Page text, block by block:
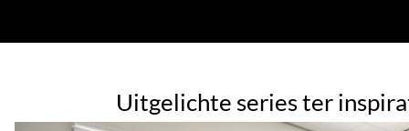
Uitgelichte series ter